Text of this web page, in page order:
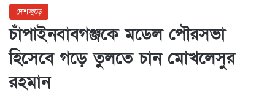
দেশজুড়ে
চাঁপাইনবাবগঞ্জকে মডেল পৌরসভা
হিসেবে গড়ে তুলতে চান মোখলেসুর
রহমান